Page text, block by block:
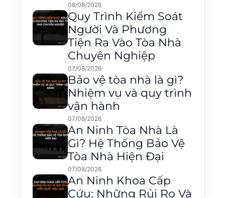
08/08/2026
Quy Trình Kiểm Soát
Người Và Phương
Tiện Ra Vào Tòa Nhà
Chuyên Nghiệp
07/08/2026
Bảo vệ tòa nhà là gì?
Nhiệm vụ và quy trình
vận hành
07/08/2026
An Ninh Tòa Nhà Là
Gì? Hệ Thống Bảo Vệ
Tòa Nhà Hiện Đại
07/08/2026
An Ninh Khoa Cấp
Cứu: Những Rủi Ro Và